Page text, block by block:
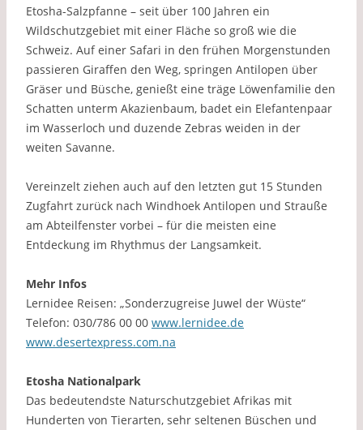
Etosha-Salzpfanne – seit über 100 Jahren ein
Wildschutzgebiet mit einer Fläche so groß wie die
Schweiz. Auf einer Safari in den frühen Morgenstunden
passieren Giraffen den Weg, springen Antilopen über
Gräser und Büsche, genießt eine träge Löwenfamilie den
Schatten unterm Akazienbaum, badet ein Elefantenpaar
im Wasserloch und duzende Zebras weiden in der
weiten Savanne.
Vereinzelt ziehen auch auf den letzten gut 15 Stunden
Zugfahrt zurück nach Windhoek Antilopen und Strauße
am Abteilfenster vorbei – für die meisten eine
Entdeckung im Rhythmus der Langsamkeit.
Mehr Infos
Lernidee Reisen: „Sonderzugreise Juwel der Wüste“
Telefon: 030/786 00 00 www.lernidee.de
www.desertexpress.com.na
Etosha Nationalpark
Das bedeutendste Naturschutzgebiet Afrikas mit
Hunderten von Tierarten, sehr seltenen Büschen und